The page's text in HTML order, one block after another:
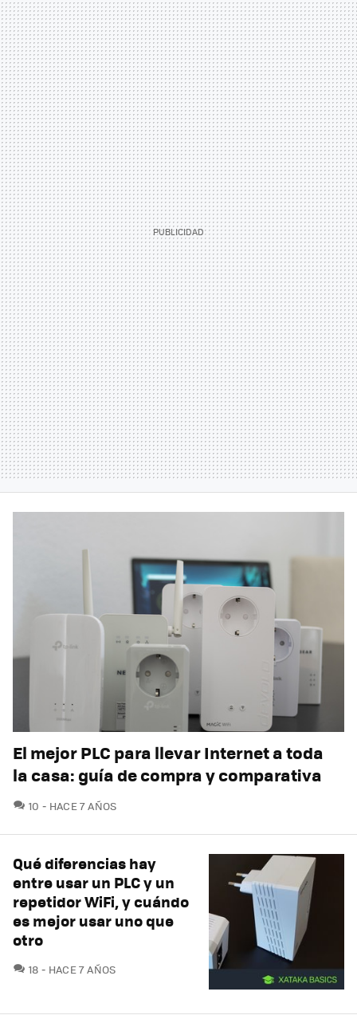
El mejor PLC para llevar Internet a toda
la casa: guía de compra y comparativa
10 COMENTARIOS
HACE 7 AÑOS
Qué diferencias hay
entre usar un PLC y un
repetidor WiFi, y cuándo
es mejor usar uno que
otro
18 COMENTARIOS
HACE 7 AÑOS